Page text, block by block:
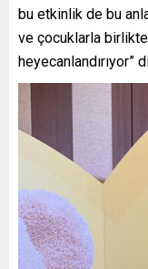
bu etkinlik de bu
ve çocuklarla
heyecanlandırıyor”